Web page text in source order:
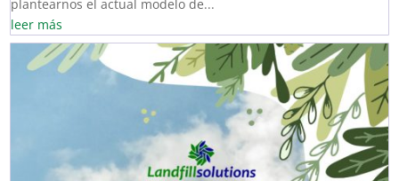
plantearnos el actual modelo de...
leer más